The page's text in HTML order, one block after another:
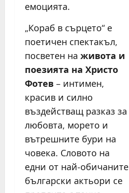
емоцията.
„Кораб в сърцето“ е
поетичен спектакъл,
посветен на живота и
поезията на Христо
Фотев – интимен,
красив и силно
въздействащ разказ за
любовта, морето и
вътрешните бури на
човека. Словото на
едни от най-обичаните
български актьори се